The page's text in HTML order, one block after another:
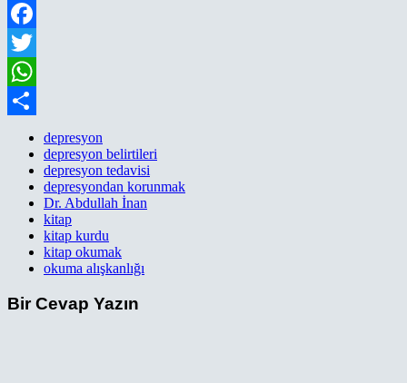
Facebook
Twitter
WhatsApp
depresyon
depresyon belirtileri
depresyon tedavisi
depresyondan korunmak
Dr. Abdullah İnan
kitap
kitap kurdu
kitap okumak
okuma alışkanlığı
Bir Cevap Yazın